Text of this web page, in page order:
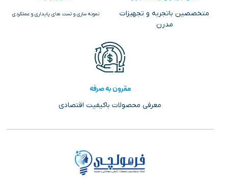
متخصصین باتجربه و تجهیزات
مدرن
نمونه سازی و تست های پایداری و عملکردی
مقرون به صرفه
معرفی محصولات باکیفیت اقتصادی